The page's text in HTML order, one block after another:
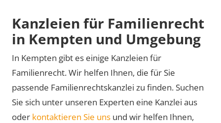
Kanzleien für Familienrecht
in Kempten und Umgebung
In Kempten gibt es einige Kanzleien für
Familienrecht. Wir helfen Ihnen, die für Sie
passende Familienrechtskanzlei zu finden. Suchen
Sie sich unter unseren Experten eine Kanzlei aus
oder kontaktieren Sie uns und wir helfen Ihnen,